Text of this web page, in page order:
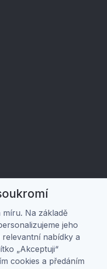
míru. Na základě
jeho
nabídky a
„Akceptuji“
cookies a předáním